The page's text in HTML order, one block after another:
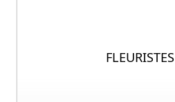
FLEURISTES